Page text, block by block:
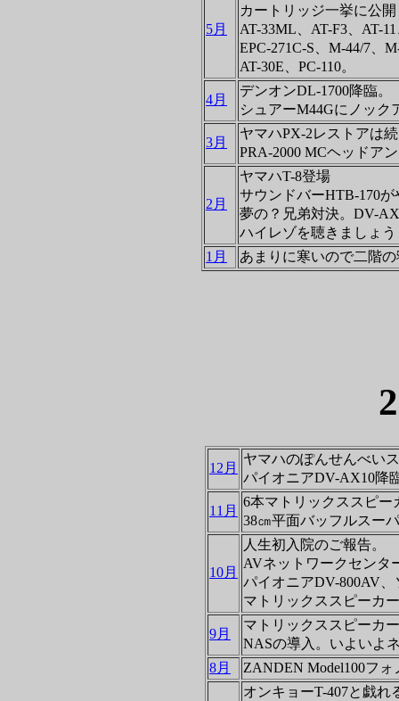
5月
カートリッジ一挙に公開
AT-33ML、AT-F3、AT-11
EPC-271C-S、M-44/7、
AT-30E、PC-110。
4月
デンオンDL-1700降臨。
シュアーM44Gにノック
3月
ヤマハPX-2レストアは
PRA-2000 MCヘッドア
2月
ヤマハT-8登場
サウンドバーHTB-170
夢の？兄弟対決。DV-
ハイレゾを聴きましょう
1月
あまりに寒いので二階
12月
ヤマハのぽんせんべい
パイオニアDV-AX10降
11月
6本マトリックススピー
38㎝平面バッフルスー
10月
人生初入院のご報告。
AVネットワークセンタ
パイオニアDV-800AV
マトリックススピーカ
9月
マトリックススピーカ
NASの導入。いよいよ
8月
ZANDEN Model100フ
オンキョーT-407と戯れ